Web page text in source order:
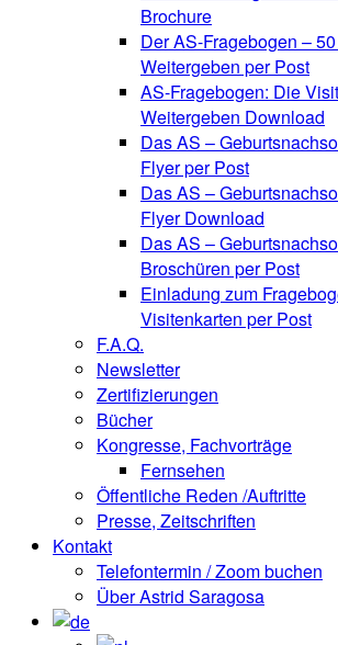
Brochure
Der AS-Fragebogen –
Weitergeben per Post
AS-Fragebogen: Die
Weitergeben Download
Das AS –
Flyer per Post
Das AS –
Flyer Download
Das AS –
Broschüren per Post
Einladung zum
Visitenkarten per Post
F.A.Q.
Newsletter
Zertifizierungen
Bücher
Kongresse, Fachvorträge
Fernsehen
Öffentliche Reden /Auftritte
Presse, Zeitschriften
Kontakt
Telefontermin / Zoom buchen
Über Astrid Saragosa